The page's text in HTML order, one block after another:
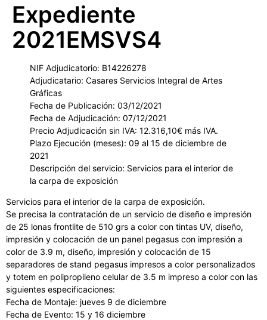
Expediente
2021EMSVS4
NIF Adjudicatorio: B14226278
Adjudicatario: Casares Servicios Integral de Artes
Gráficas
Fecha de Publicación: 03/12/2021
Fecha de Adjudicación: 07/12/2021
Precio Adjudicación sin IVA: 12.316,10€ más IVA.
Plazo Ejecución (meses): 09 al 15 de diciembre de
2021
Descripción del servicio: Servicios para el interior de
la carpa de exposición
Servicios para el interior de la carpa de exposición.
Se precisa la contratación de un servicio de diseño e impresión
de 25 lonas frontlite de 510 grs a color con tintas UV, diseño,
impresión y colocación de un panel pegasus con impresión a
color de 3.9 m, diseño, impresión y colocación de 15
separadores de stand pegasus impresos a color personalizados
y totem en polipropileno celular de 3.5 m impreso a color con las
siguientes especificaciones:
Fecha de Montaje: jueves 9 de diciembre
Fecha de Evento: 15 y 16 diciembre